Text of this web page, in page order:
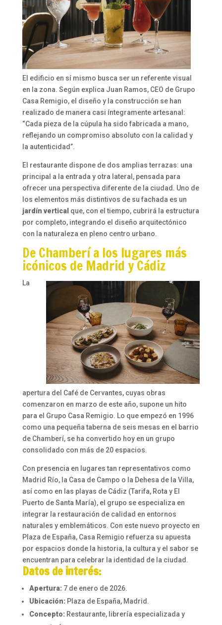
El edificio en sí mismo busca ser un referente visual
en la zona. Según explica Juan Ramos, CEO de Grupo
Casa Remigio, el diseño y la construcción se han
realizado de manera casi íntegramente artesanal:
“Cada pieza de la cúpula ha sido fabricada a mano,
reflejando un compromiso absoluto con la calidad y
la autenticidad”.
El restaurante dispone de dos amplias terrazas: una
principal a la entrada y otra lateral, pensada para
ofrecer una perspectiva diferente de la ciudad. Uno de
los elementos más distintivos de su fachada es un
jardín vertical que, con el tiempo, cubrirá la estructura
por completo, integrando el diseño arquitectónico
con la naturaleza en pleno centro urbano.
De Chamberí a los lugares más
icónicos de Madrid y Cádiz
La
apertura del Café de Cervantes, cuyas obras
comenzaron en marzo de este año, supone un hito
para el Grupo Casa Remigio. Lo que empezó en 1996
como una pequeña taberna de seis mesas en el barrio
de Chamberí, se ha convertido hoy en un grupo
consolidado con más de 20 espacios.
Con presencia en lugares tan representativos como
Madrid Río, la Casa de Campo o la Dehesa de la Villa,
así como en las playas de Cádiz (Tarifa, Rota y El
Puerto de Santa María), el grupo se especializa en
integrar la restauración de calidad en entornos
naturales y emblemáticos. Con este nuevo proyecto en
Plaza de España, Casa Remigio refuerza su apuesta
por espacios donde la historia, la cultura y el sabor se
encuentran para celebrar la identidad de la ciudad.
Datos de interés:
Apertura: 7 de enero de 2026.
Ubicación: Plaza de España, Madrid.
Concepto: Restaurante, librería especializada y